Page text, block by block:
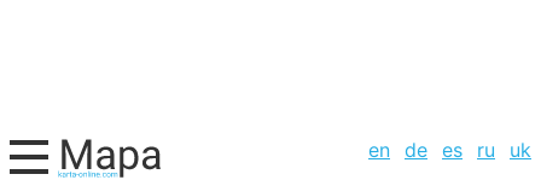
en de es ru
uk